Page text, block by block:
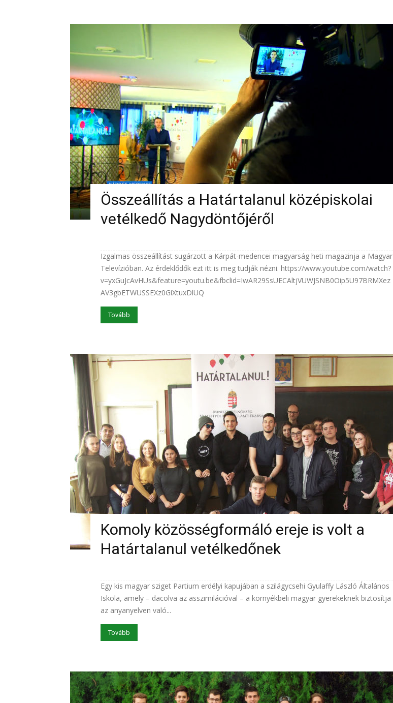
Összeállítás a Határtalanul középiskolai
vetélkedő Nagydöntőjéről
Izgalmas összeállítást sugárzott a Kárpát-medencei magyarság heti magazinja a Magyar
Televízióban. Az érdeklődők ezt itt is meg tudják nézni. https://www.youtube.com/watch?
v=yxGuJcAvHUs&feature=youtu.be&fbclid=IwAR29SsUECAltjVUWJSNB0Oip5U97BRMXez
AV3gbETWUSSEXz0GiXtuxDlUQ
Tovább
Komoly közösségformáló ereje is volt a
Határtalanul vetélkedőnek
Egy kis magyar sziget Partium erdélyi kapujában a szilágycsehi Gyulaffy László Általános
Iskola, amely – dacolva az asszimilációval – a környékbeli magyar gyerekeknek biztosítja
az anyanyelven való...
Tovább